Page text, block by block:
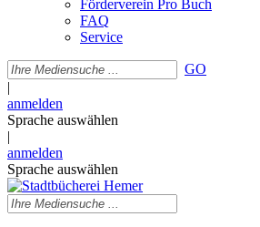
Förderverein Pro Buch
FAQ
Service
GO
|
anmelden
Sprache auswählen
|
anmelden
Sprache auswählen